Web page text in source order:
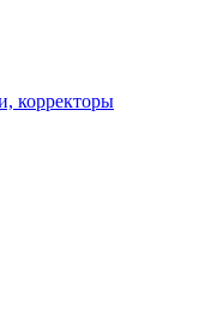
корректоры